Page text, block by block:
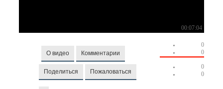
00:07:04
О видео Комментарии
Поделиться Пожаловаться
0
0
0
0